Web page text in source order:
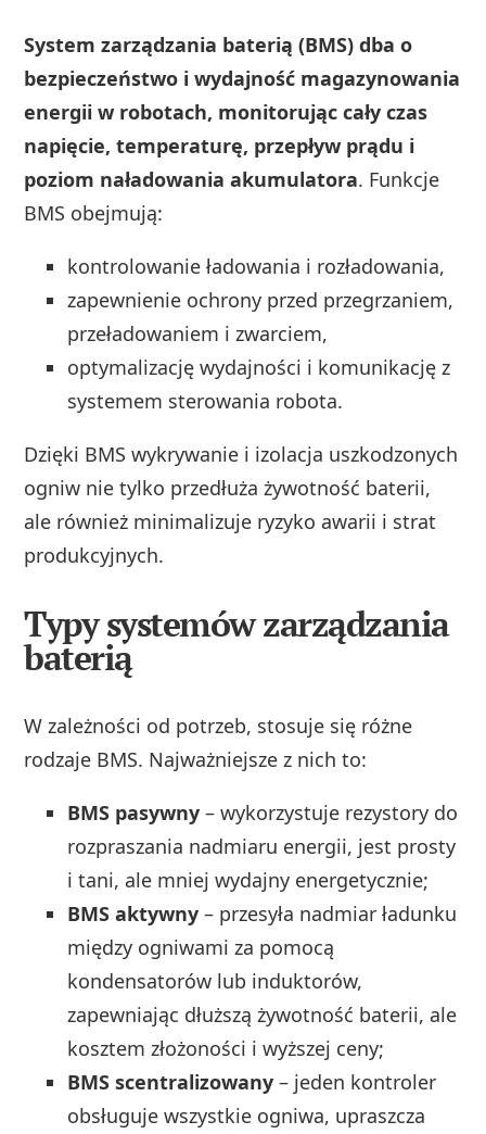
System zarządzania baterią (BMS) dba o
bezpieczeństwo i wydajność magazynowania
energii w robotach, monitorując cały czas
napięcie, temperaturę, przepływ prądu i
poziom naładowania akumulatora. Funkcje
BMS obejmują:
kontrolowanie ładowania i rozładowania,
zapewnienie ochrony przed przegrzaniem,
przeładowaniem i zwarciem,
optymalizację wydajności i komunikację z
systemem sterowania robota.
Dzięki BMS wykrywanie i izolacja uszkodzonych
ogniw nie tylko przedłuża żywotność baterii,
ale również minimalizuje ryzyko awarii i strat
produkcyjnych.
Typy systemów zarządzania
baterią
W zależności od potrzeb, stosuje się różne
rodzaje BMS. Najważniejsze z nich to:
BMS pasywny – wykorzystuje rezystory do
rozpraszania nadmiaru energii, jest prosty
i tani, ale mniej wydajny energetycznie;
BMS aktywny – przesyła nadmiar ładunku
między ogniwami za pomocą
kondensatorów lub induktorów,
zapewniając dłuższą żywotność baterii, ale
kosztem złożoności i wyższej ceny;
BMS scentralizowany – jeden kontroler
obsługuje wszystkie ogniwa, upraszcza